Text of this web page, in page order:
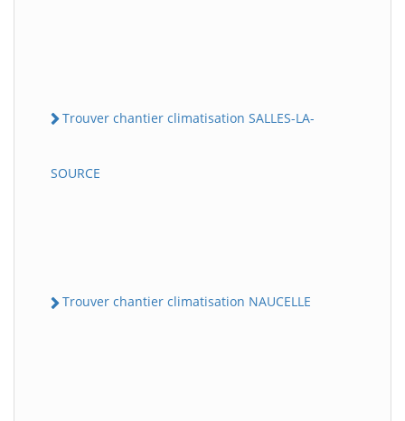
Trouver chantier climatisation SALLES-LA-
SOURCE
Trouver chantier climatisation NAUCELLE